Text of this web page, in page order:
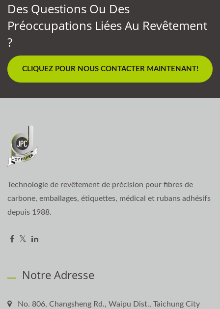
Des Questions Ou Des
Préoccupations Liées Au Revêtement
?
CLIQUEZ POUR NOUS CONTACTER MAINTENANT!
Technologie de revêtement de précision pour fibres de
carbone, emballages, étiquettes, médical et rubans adhésifs
depuis 1988.
Notre Adresse
No. 806, Changsheng Rd., Waipu Dist., Taichung City